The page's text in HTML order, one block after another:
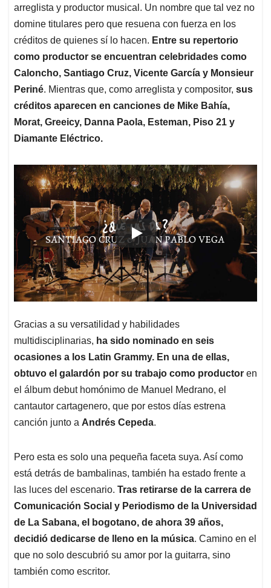
arreglista y productor musical. Un nombre que tal vez no
domine titulares pero que resuena con fuerza en los
créditos de quienes sí lo hacen. Entre su repertorio
como productor se encuentran celebridades como
Caloncho, Santiago Cruz, Vicente García y Monsieur
Periné. Mientras que, como arreglista y compositor, sus
créditos aparecen en canciones de Mike Bahía,
Morat, Greeicy, Danna Paola, Esteman, Piso 21 y
Diamante Eléctrico.
Gracias a su versatilidad y habilidades
multidisciplinarias, ha sido nominado en seis
ocasiones a los Latin Grammy. En una de ellas,
obtuvo el galardón por su trabajo como productor en
el álbum debut homónimo de Manuel Medrano, el
cantautor cartagenero, que por estos días estrena
canción junto a Andrés Cepeda.
Pero esta es solo una pequeña faceta suya. Así como
está detrás de bambalinas, también ha estado frente a
las luces del escenario. Tras retirarse de la carrera de
Comunicación Social y Periodismo de la Universidad
de La Sabana, el bogotano, de ahora 39 años,
decidió dedicarse de lleno en la música. Camino en el
que no solo descubrió su amor por la guitarra, sino
también como escritor.